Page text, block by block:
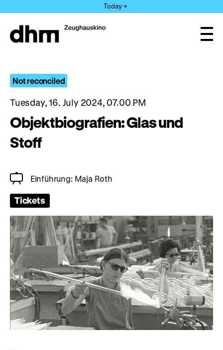
directly
the
Today +
Not reconciled
Tuesday, 16. July 2024, 07.00 PM
Objektbiografien: Glas und
Stoff
Einführung: Maja Roth
Tickets